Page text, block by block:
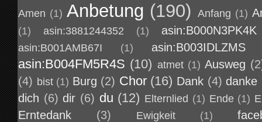
Amen (1) Anbetung (190) Anfang (1)
(1) asin:3881244352 (1) asin:B000N3PK4K
asin:B001AMB67I (1) asin:B003IDLZMS
asin:B004FM5R4S (10) atmet (1) Ausweg
(4) bist (1) Burg (2) Chor (16) Dank (4) danke
dich (6) dir (6) du (12) Elternlied (1) Ende (1)
Erntedank (3) Ewigkeit (1)